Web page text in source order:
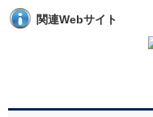
関連Webサイト